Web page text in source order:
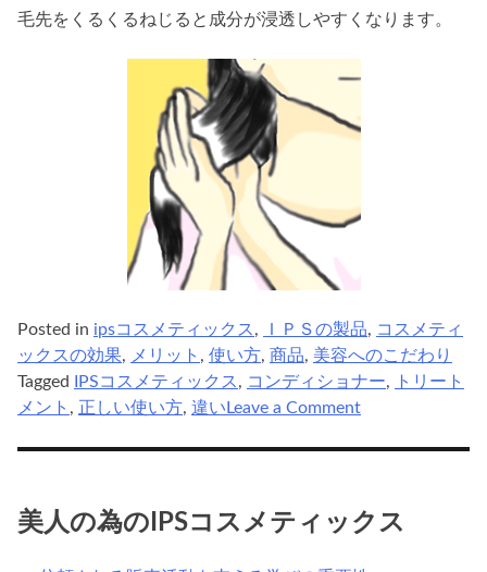
毛先をくるくるねじると成分が浸透しやすくなります。
Posted in ipsコスメティックス , ＩＰＳの製品, コスメティ
ックスの効果, メリット , 使い方, 商品, 美容へのこだわり
Tagged
IPSコスメティックス , コンディショナー,
トリート
メント , 正しい使い方, 違い Leave a Commenton
メ
テ
美人の為のIPSコスメティックス